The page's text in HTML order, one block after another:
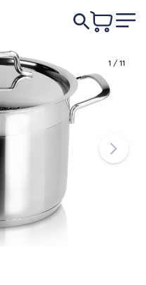
1 / 11
Kosárba